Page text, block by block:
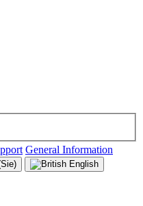
General Information